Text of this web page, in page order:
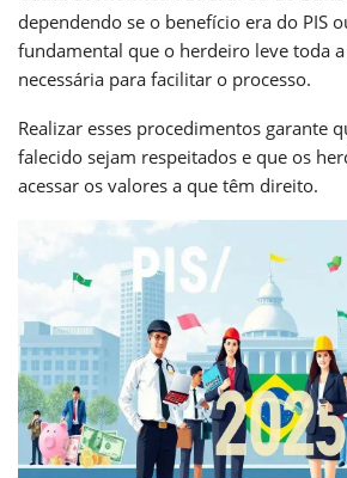
dependendo se o benefício era do PIS
fundamental que o herdeiro leve toda
necessária para facilitar o processo.
Realizar esses procedimentos garante
falecido sejam respeitados e que os
acessar os valores a que têm direito.